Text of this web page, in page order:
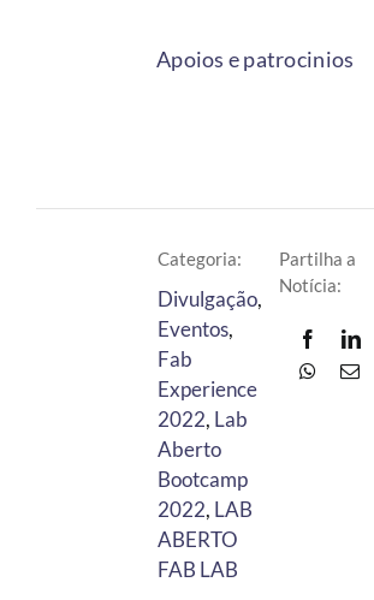
Apoios e patrocinios
Categoria:
Divulgação,
Eventos,
Fab
Experience
2022, Lab
Aberto
Bootcamp
2022, LAB
ABERTO
FAB LAB
Partilha a
Notícia: